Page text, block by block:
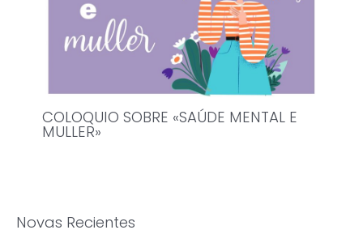
COLOQUIO SOBRE «SAÚDE MENTAL E
MULLER»
Novas Recientes